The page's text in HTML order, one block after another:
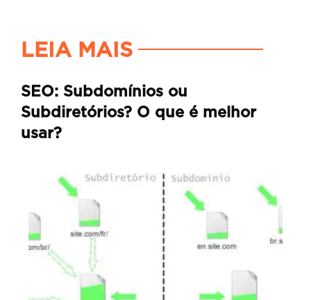
LEIA MAIS
SEO: Subdomínios ou
Subdiretórios? O que é melhor
usar?